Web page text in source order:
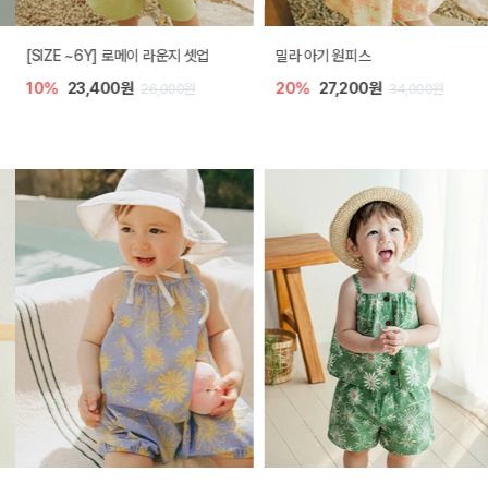
[SIZE ~6Y] 로메이 라운지 셋업
10% 23,400원 26,000원
밀라 아기 원피스
20% 27,200원 34,000원